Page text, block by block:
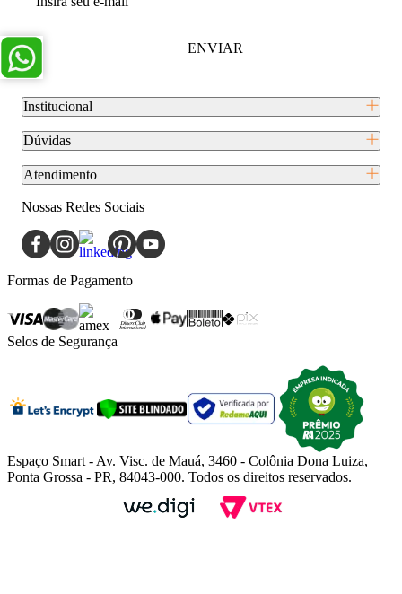
ENVIAR
Institucional
Dúvidas
Atendimento
Nossas Redes Sociais
Formas de Pagamento
Selos de Segurança
Espaço Smart - Av. Visc. de Mauá, 3460 - Colônia Dona Luiza,
Ponta Grossa - PR, 84043-000. Todos os direitos reservados.